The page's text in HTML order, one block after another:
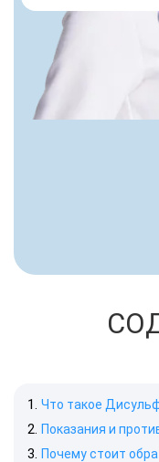
Что такое
Показания и
Почему стоит